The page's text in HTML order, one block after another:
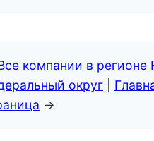
компании в
округ
→